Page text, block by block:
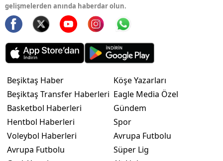
gelişmelerden anında haberdar olun.
Beşiktaş Haber
Beşiktaş Transfer Haberleri
Basketbol Haberleri
Hentbol Haberleri
Voleybol Haberleri
Avrupa Futbolu
Köşe Yazarları
Eagle Media Özel
Gündem
Spor
Avrupa Futbolu
Süper Lig